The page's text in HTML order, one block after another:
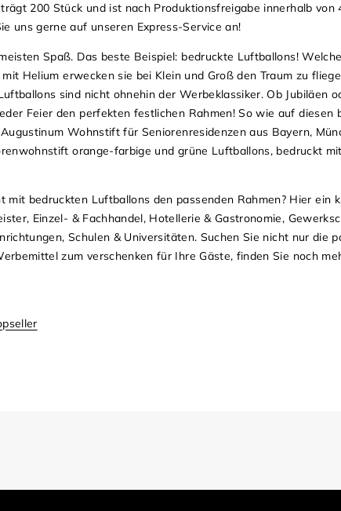
200 Stück und ist nach Produktionsfreigabe innerhalb von
uns gerne auf unseren Express-Service an!
Spaß. Das beste Beispiel: bedruckte Luftballons!
Helium erwecken sie bei Klein und Groß den Traum zu
sind nicht ohnehin der Werbeklassiker. Ob Jubiläen
Feier den perfekten festlichen Rahmen! So wie auf diesen
Wohnstift für Seniorenresidenzen aus Bayern,
orange-farbige und grüne Luftballons, bedruckt
mit bedruckten Luftballons den passenden Rahmen? Hier ein
Einzel- & Fachhandel, Hotellerie & Gastronomie,
Schulen & Universitäten. Suchen Sie nicht nur die
zum verschenken für Ihre Gäste, finden Sie noch